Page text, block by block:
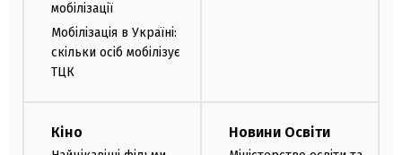
мобілізації
Мобілізація в Україні:
скільки осіб мобілізує
ТЦК
Кіно Новини Освіти